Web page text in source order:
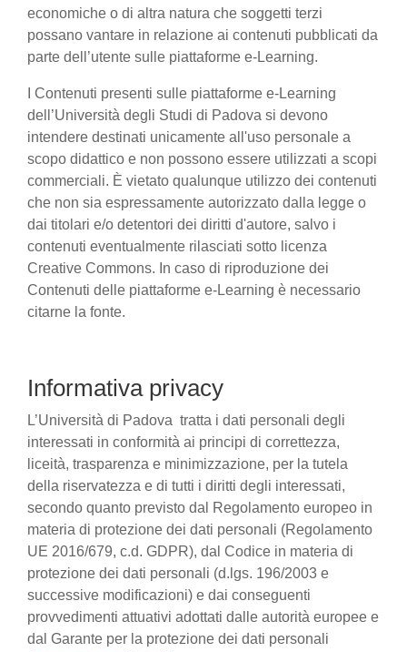
economiche o di altra natura che soggetti terzi
possano vantare in relazione ai contenuti pubblicati da
parte dell’utente sulle piattaforme e-Learning.
I Contenuti presenti sulle piattaforme e-Learning
dell’Università degli Studi di Padova si devono
intendere destinati unicamente all'uso personale a
scopo didattico e non possono essere utilizzati a scopi
commerciali. È vietato qualunque utilizzo dei contenuti
che non sia espressamente autorizzato dalla legge o
dai titolari e/o detentori dei diritti d'autore, salvo i
contenuti eventualmente rilasciati sotto licenza
Creative Commons. In caso di riproduzione dei
Contenuti delle piattaforme e-Learning è necessario
citarne la fonte.
Informativa privacy
L’Università di Padova tratta i dati personali degli
interessati in conformità ai principi di correttezza,
liceità, trasparenza e minimizzazione, per la tutela
della riservatezza e di tutti i diritti degli interessati,
secondo quanto previsto dal Regolamento europeo in
materia di protezione dei dati personali (Regolamento
UE 2016/679, c.d. GDPR), dal Codice in materia di
protezione dei dati personali (d.lgs. 196/2003 e
successive modificazioni) e dai conseguenti
provvedimenti attuativi adottati dalle autorità europee e
dal Garante per la protezione dei dati personali